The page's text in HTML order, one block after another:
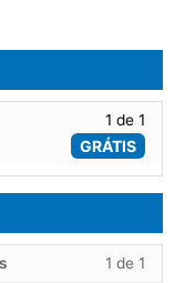
1 de 1
GRÁTIS 1
of
1 de 1Você